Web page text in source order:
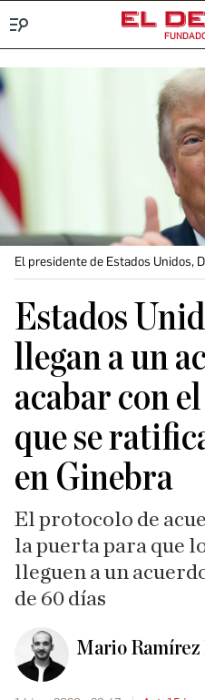
El presidente de Estados Unidos,
Estados
llegan a un
acabar con
que se
en Ginebra
El protocolo de
la puerta para que
lleguen a un
de 60 días
Mario